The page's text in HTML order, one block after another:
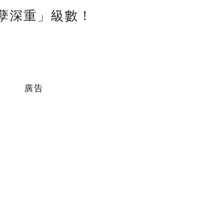
深重」級數！
廣告